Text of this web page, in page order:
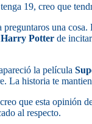
19, creo que
preguntaros una cosa.
Harry Potter de
la película
La historia te
que esta opinión
al respecto.